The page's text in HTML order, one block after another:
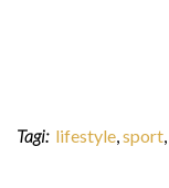
Tagi: lifestyle sport